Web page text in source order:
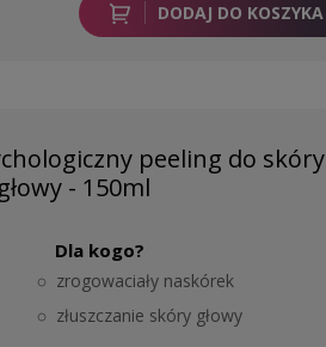
DODAJ DO KOSZYKA
peeling do skóry
głowy - 150ml
Dla kogo?
zrogowaciały naskórek
złuszczanie skóry głowy